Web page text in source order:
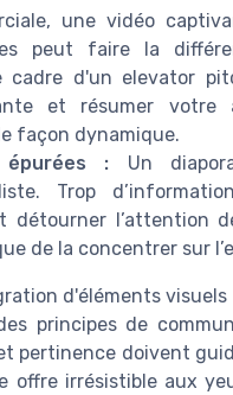
une vidéo
peut faire la
cadre d'un elevator
et résumer votre
façon dynamique.
épurées : Un
Trop
détourner l’attention
de la concentrer sur
d'éléments
principes de
pertinence doivent
offre irrésistible aux